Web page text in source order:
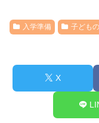
入学準備 子ども
X